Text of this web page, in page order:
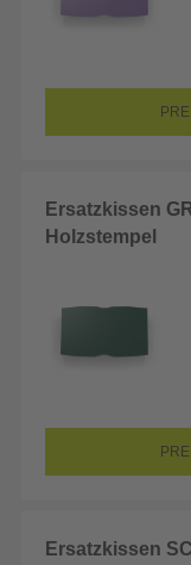
Ersatzkissen
Holzstempel
Ersatzkissen